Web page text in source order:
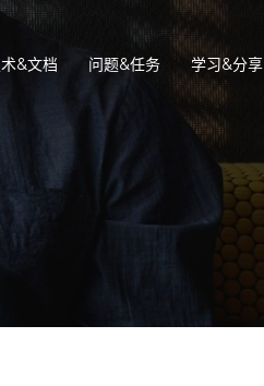
&文档 问题&任务 学习&分享